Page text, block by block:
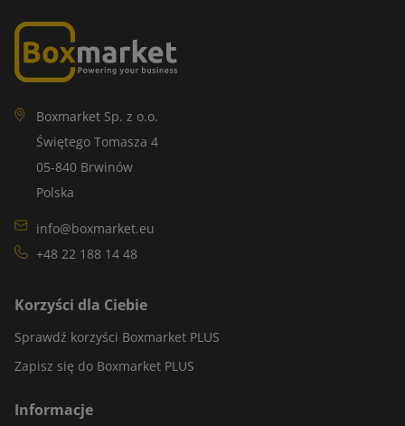
Boxmarket Sp. z o.o.
Świętego Tomasza 4
05-840 Brwinów
Polska
info@boxmarket.eu
+48 22 188 14 48
Korzyści dla Ciebie
Sprawdź korzyści Boxmarket PLUS
Zapisz się do Boxmarket PLUS
Informacje